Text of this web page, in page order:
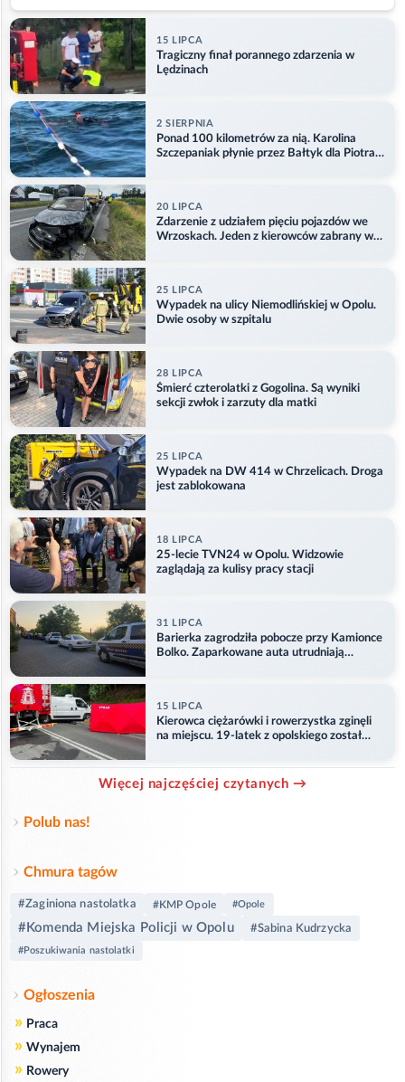
15 LIPCA
Tragiczny finał porannego zdarzenia w
Lędzinach
2 SIERPNIA
Ponad 100 kilometrów za nią. Karolina
Szczepaniak płynie przez Bałtyk dla Piotra.
20 LIPCA
Zdarzenie z udziałem pięciu pojazdów we
Wrzoskach. Jeden z kierowców zabrany w
25 LIPCA
Wypadek na ulicy Niemodlińskiej w Opolu.
Dwie osoby w szpitalu
28 LIPCA
Śmierć czterolatki z Gogolina. Są wyniki
sekcji zwłok i zarzuty dla matki
25 LIPCA
Wypadek na DW 414 w Chrzelicach. Droga
jest zablokowana
18 LIPCA
25-lecie TVN24 w Opolu. Widzowie
zaglądają za kulisy pracy stacji
31 LIPCA
Barierka zagrodziła pobocze przy Kamionce
Bolko. Zaparkowane auta utrudniają
15 LIPCA
Kierowca ciężarówki i rowerzystka zginęli
na miejscu. 19-latek z opolskiego został
Więcej najczęściej czytanych →
Polub nas!
Chmura tagów
#Zaginiona nastolatka #KMP Opole #Opole
#Komenda Miejska Policji w Opolu #Sabina Kudrzycka
#Poszukiwania nastolatki
Ogłoszenia
» Praca
» Wynajem
» Rowery